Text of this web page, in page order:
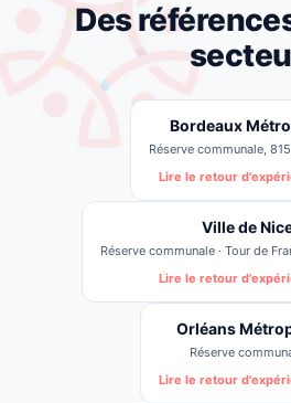
Des
Bordeaux
Réserve communale,
Lire le retour
Ville de
Réserve communale · Tour de
Lire le retour
Orléans
Réserve
Lire le retour